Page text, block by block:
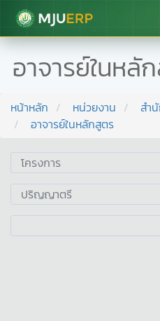
มหาวิทยาลัยแม่โจ้
อาจารย์ในหลั
หน้าหลัก หน่วยงาน
สำ
อาจารย์ในหลักสูตร